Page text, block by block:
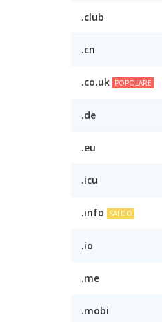
.club
.cn
.co.uk POPOLARE
.de
.eu
.icu
.info SALDO
.io
.me
.mobi